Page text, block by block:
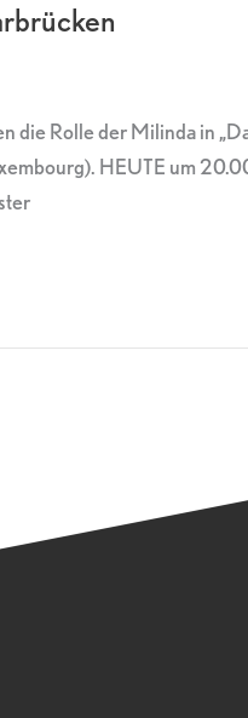
Rolle der Milinda in
HEUTE um